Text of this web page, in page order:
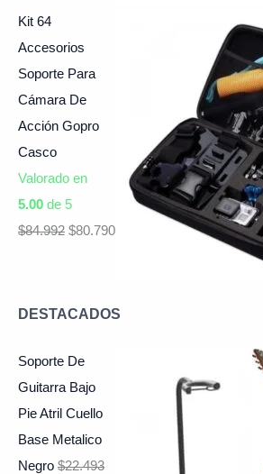
Kit 64
Accesorios
Soporte Para
Cámara De
Acción Gopro
Casco
Valorado en
5.00 de 5
$84.992 $80.790
DESTACADOS
Soporte De
Guitarra Bajo
Pie Atril Cuello
Base Metalico
Negro $22.493